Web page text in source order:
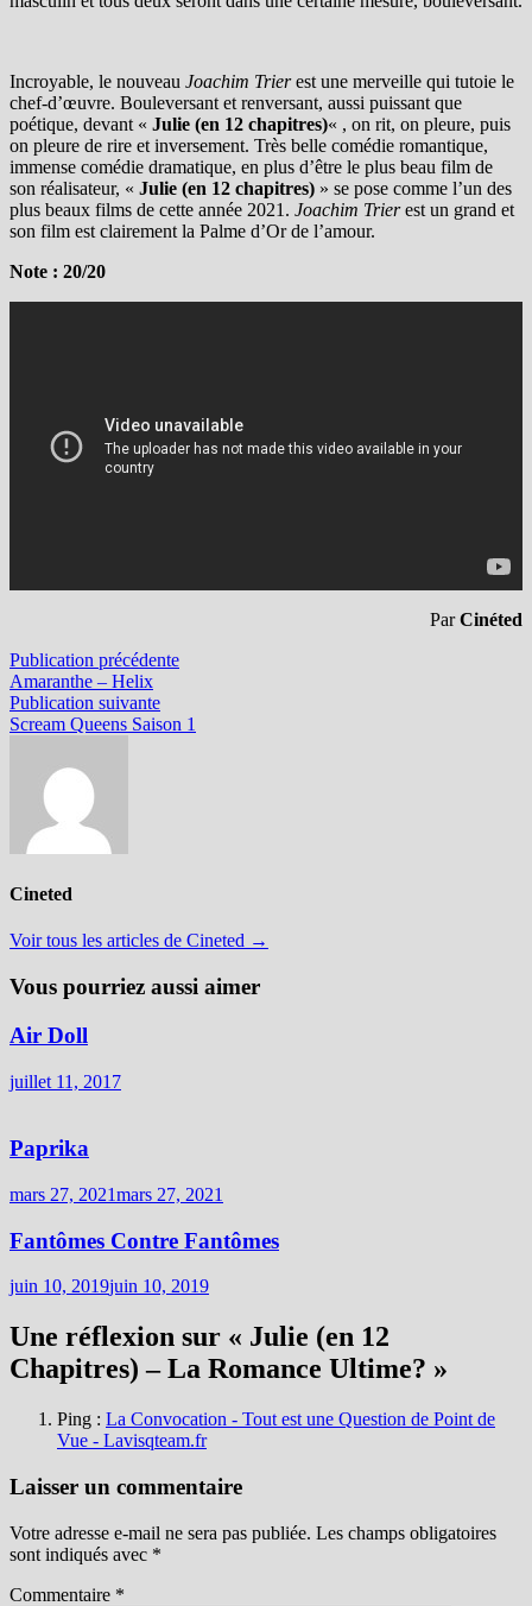
Incroyable, le nouveau Joachim Trierest une merveille qui tutoie le
chef-d’œuvre. Bouleversant et renversant, aussi puissant que
poétique, devant « Julie (en 12 chapitres)« , on rit, on pleure, puis
on pleure de rire et inversement. Très belle comédie romantique,
immense comédie dramatique, en plus d’être le plus beau film de
son réalisateur, « Julie (en 12 chapitres) » se pose comme l’un des
plus beaux films de cette année 2021. Joachim Trierest un grand et
son film est clairement la Palme d’Or de l’amour.
Note : 20/20
ParCinéted
Navigation
de
l’article
Publication précédentePublication
Amaranthe – Helix
Publication suivantePublication
suivante :
Scream Queens Saison 1
Cineted
Voir tous les articles de Cineted →
Vous pourriez aussi aimer
Air Doll
juillet 11, 2017
Paprika
mars 27, 2021mars 27, 2021
Fantômes Contre Fantômes
juin 10, 2019juin 10, 2019
Une réflexion sur « Julie (en 12
Chapitres) – La Romance Ultime? »
Ping : La Convocation - Tout est une Question de Point de
Vue - Lavisqteam.fr
Laisser un commentaire
Votre adresse e-mail ne sera pas publiée. Les champs obligatoires
sont indiqués avec *
Commentaire *